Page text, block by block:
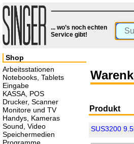
... wo’s noch echten
Service gibt!
Produkt
SUS3200
Shop
Arbeitsstationen
Notebooks, Tablets
Eingabe
KASSA, POS
Drucker, Scanner
Monitore und TV
Handys, Kameras
Sound, Video
Speichermedien